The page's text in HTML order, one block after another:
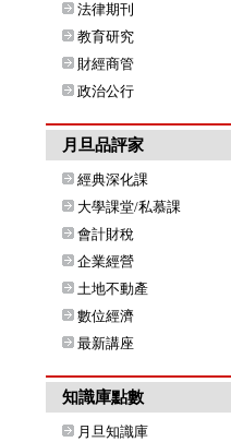
法律期刊
教育研究
財經商管
政治公行
月旦品評家
經典深化課
大學課堂/私慕課
會計財稅
企業經營
土地不動產
數位經濟
最新講座
知識庫點數
月旦知識庫